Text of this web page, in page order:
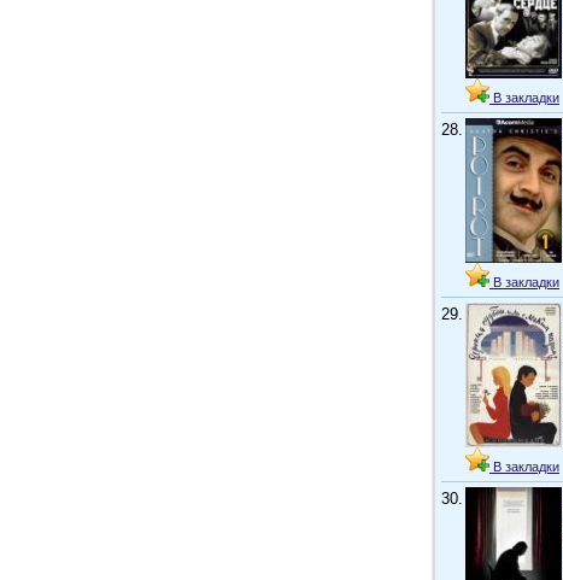
В закладки
28.
В закладки
29.
В закладки
30.